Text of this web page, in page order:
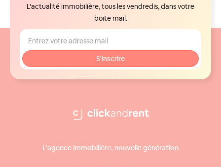
L'actualité immobilière, tous les vendredis, dans votre
boite mail.
L'agence immobilière, nouvelle génération